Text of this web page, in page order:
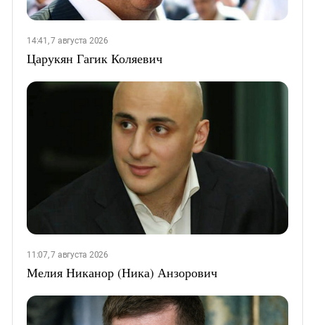
14:41, 7 августа 2026
Царукян Гагик Коляевич
11:07, 7 августа 2026
Мелия Никанор (Ника) Анзорович